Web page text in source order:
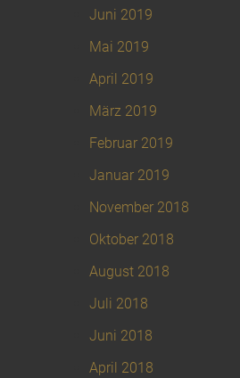
Juni 2019
Mai 2019
April 2019
März 2019
Februar 2019
Januar 2019
November 2018
Oktober 2018
August 2018
Juli 2018
Juni 2018
April 2018